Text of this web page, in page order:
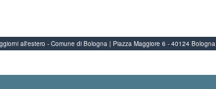
all'estero - Comune di Bologna | Piazza Maggiore 6 - 40124 Bologna